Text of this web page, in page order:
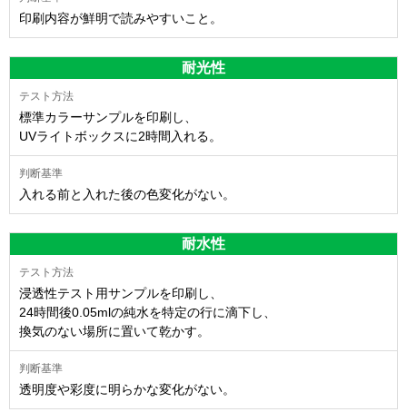
印刷内容が鮮明で読みやすいこと。
耐光性
標準カラーサンプルを印刷し、
UVライトボックスに2時間入れる。
入れる前と入れた後の色変化がない。
耐水性
浸透性テスト用サンプルを印刷し、
24時間後0.05mlの純水を特定の行に滴下し、
換気のない場所に置いて乾かす。
透明度や彩度に明らかな変化がない。